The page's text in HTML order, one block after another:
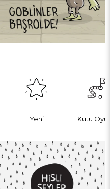
Yeni Kutu